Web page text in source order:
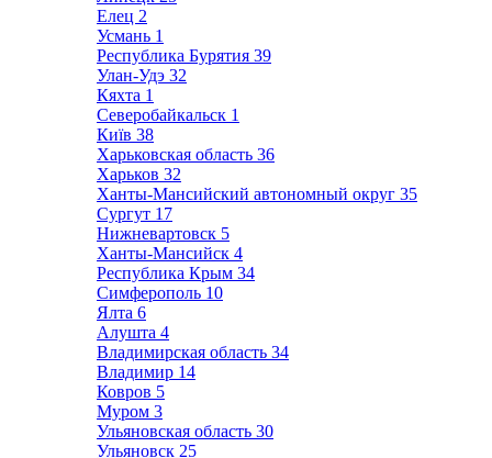
Елец 2
Усмань 1
Республика Бурятия 39
Улан-Удэ 32
Кяхта 1
Северобайкальск 1
Київ 38
Харьковская область 36
Харьков 32
Ханты-Мансийский автономный округ 35
Сургут 17
Нижневартовск 5
Ханты-Мансийск 4
Республика Крым 34
Симферополь 10
Ялта 6
Алушта 4
Владимирская область 34
Владимир 14
Ковров 5
Муром 3
Ульяновская область 30
Ульяновск 25